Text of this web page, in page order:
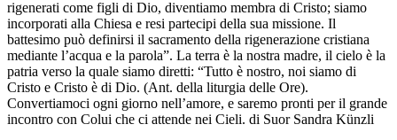
rigenerati come figli di Dio, diventiamo membra di Cristo; siamo
incorporati alla Chiesa e resi partecipi della sua missione. Il
battesimo può definirsi il sacramento della rigenerazione cristiana
mediante l’acqua e la parola”. La terra è la nostra madre, il cielo è la
patria verso la quale siamo diretti: “Tutto è nostro, noi siamo di
Cristo e Cristo è di Dio. (Ant. della liturgia delle Ore).
Convertiamoci ogni giorno nell’amore, e saremo pronti per il grande
incontro con Colui che ci attende nei Cieli. di Suor Sandra Künzli